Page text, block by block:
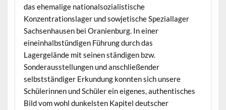
das ehemalige nationalsozialistische
Konzentrationslager und sowjetische Speziallager
Sachsenhausen bei Oranienburg. In einer
eineinhalbstündigen Führung durch das
Lagergelände mit seinen ständigen bzw.
Sonderausstellungen und anschließender
selbstständiger Erkundung konnten sich unsere
Schülerinnen und Schüler ein eigenes, authentisches
Bild vom wohl dunkelsten Kapitel deutscher